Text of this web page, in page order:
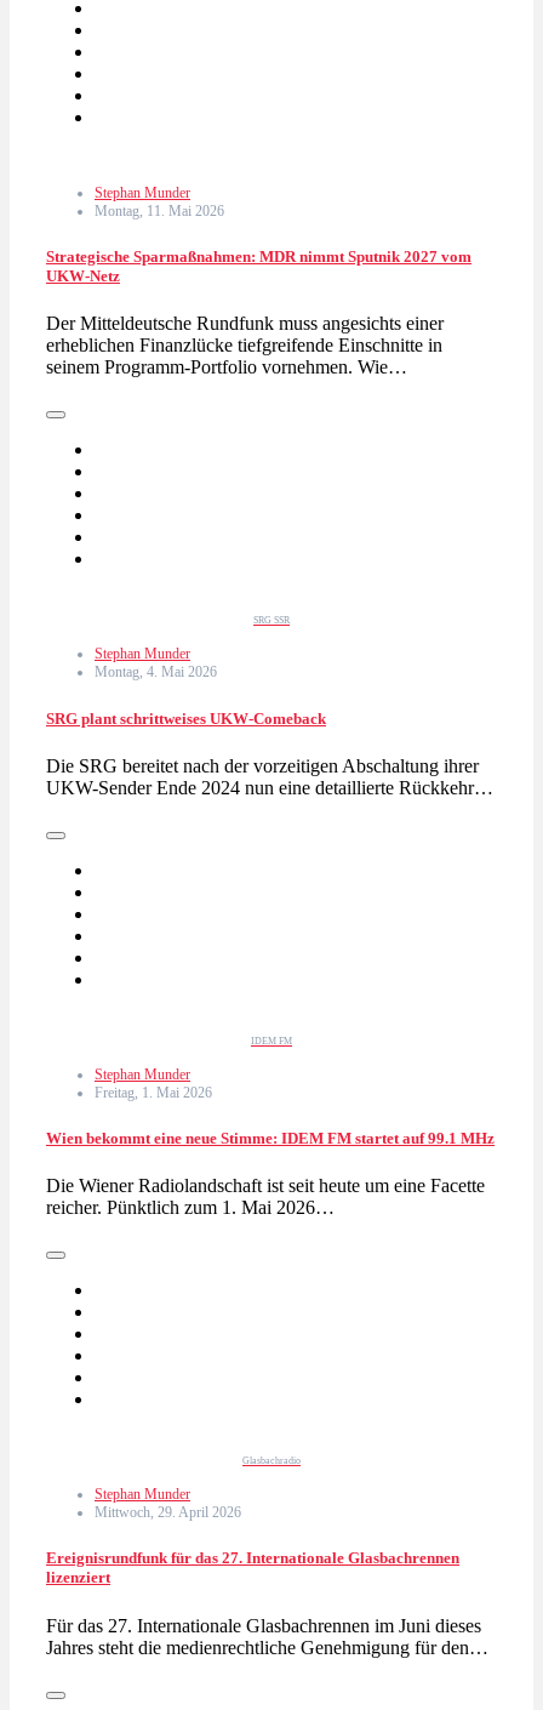
Stephan Munder
Montag, 11. Mai 2026
Strategische Sparmaßnahmen: MDR nimmt Sputnik 2027 vom
UKW-Netz
Der Mitteldeutsche Rundfunk muss angesichts einer
erheblichen Finanzlücke tiefgreifende Einschnitte in
seinem Programm-Portfolio vornehmen. Wie…
SRG SSR
Stephan Munder
Montag, 4. Mai 2026
SRG plant schrittweises UKW-Comeback
Die SRG bereitet nach der vorzeitigen Abschaltung ihrer
UKW-Sender Ende 2024 nun eine detaillierte Rückkehr…
IDEM FM
Stephan Munder
Freitag, 1. Mai 2026
Wien bekommt eine neue Stimme: IDEM FM startet auf 99.1 MHz
Die Wiener Radiolandschaft ist seit heute um eine Facette
reicher. Pünktlich zum 1. Mai 2026…
Glasbachradio
Stephan Munder
Mittwoch, 29. April 2026
Ereignisrundfunk für das 27. Internationale Glasbachrennen
lizenziert
Für das 27. Internationale Glasbachrennen im Juni dieses
Jahres steht die medienrechtliche Genehmigung für den…